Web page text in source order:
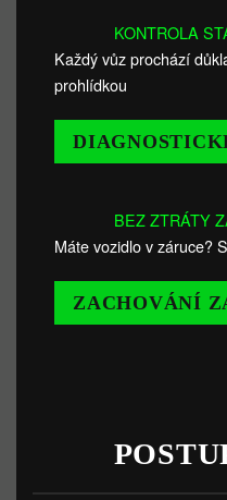
KONTROLA
Každý vůz prochází
prohlídkou
BEZ ZTRÁTY
Máte vozidlo v záruce?
ZACHOVÁNÍ